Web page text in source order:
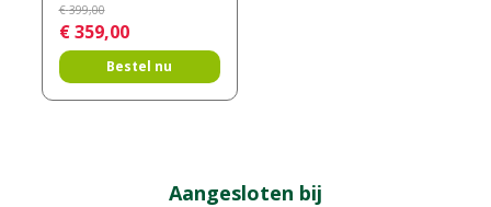
€ 399,00
€ 359,00
Bestel nu
Aangesloten bij